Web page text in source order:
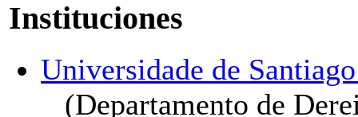
Instituciones
Universidade de
(Departamento de